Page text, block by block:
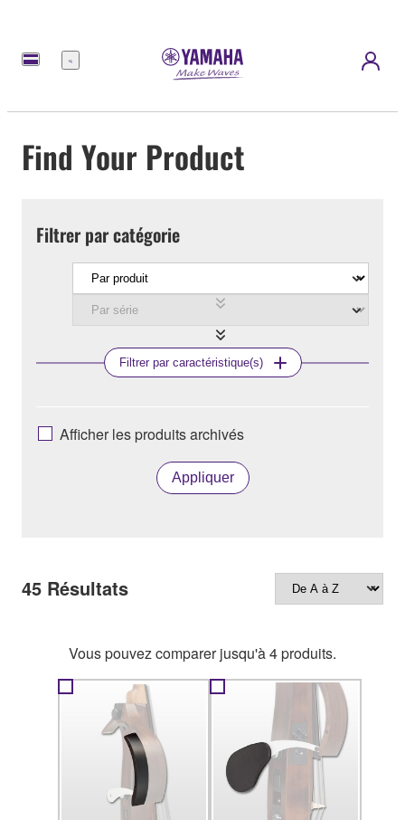
Menu
Find Your Product
Filtrer par catégorie
Filtrer par caractéristique(s)
Afficher les produits archivés
Appliquer
45 Résultats
Vous pouvez comparer jusqu'à 4 produits.